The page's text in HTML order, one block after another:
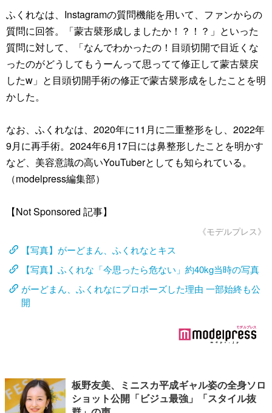
ふくれなは、Instagramの質問機能を用いて、ファンからの
質問に回答。「蒙古襞形成しましたか！？！？」といった
質問に対して、「なんでわかったの！目頭切開で目近くな
ったのがどうしてもうーんって思ってて修正して蒙古襞戻
したw」と目頭切開手術の修正で蒙古襞形成をしたことを明
かした。
なお、ふくれなは、2020年に11月に二重整形をし、2022年
9月に再手術。2024年6月17日には鼻整形したことを明かす
など、美容意識の高いYouTuberとしても知られている。
（modelpress編集部）
【Not Sponsored 記事】
《モデルプレス》
【写真】がーどまん、ふくれなとキス
【写真】ふくれな「今思ったら危ない」約40kg当時の写真
がーどまん、ふくれなにプロポーズした理由 一部始終も公
開
板野友美、ミニスカ平成ギャル姿の全身ソロ
ショット公開「ビジュ最強」「スタイル抜